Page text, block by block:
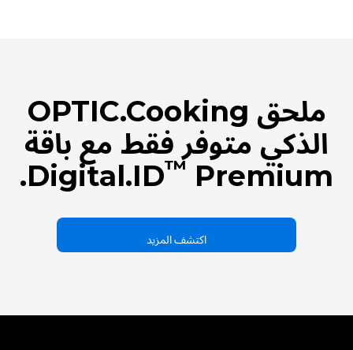
ملحق OPTIC.Cooking
الذكي متوفر فقط مع باقة
Digital.ID™ Premium.
اكتشف المزيد